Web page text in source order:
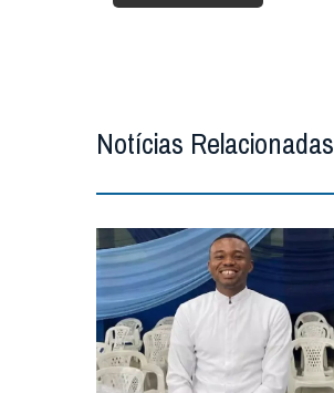
Notícias Relacionadas